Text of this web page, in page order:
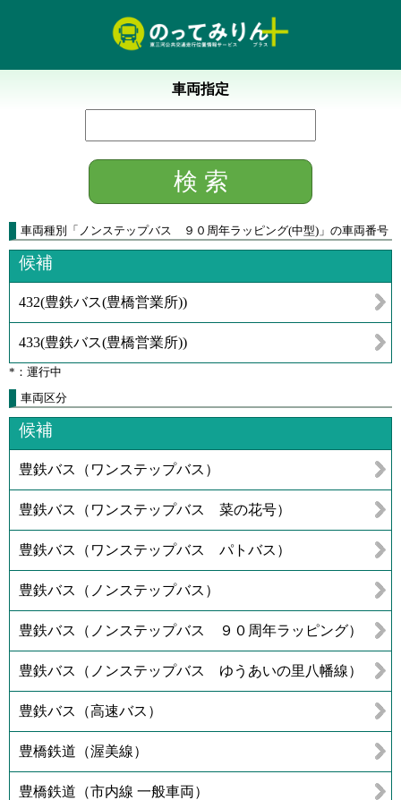
車両指定
車両種別 「 ノンステップバス ９０周年ラッピング(中型) 」 の車両番号
候補
432(豊鉄バス(豊橋営業所))
433(豊鉄バス(豊橋営業所))
*：運行中
車両区分
候補
豊鉄バス（ワンステップバス）
豊鉄バス（ワンステップバス 菜の花号）
豊鉄バス（ワンステップバス パトバス）
豊鉄バス（ノンステップバス）
豊鉄バス（ノンステップバス ９０周年ラッピング）
豊鉄バス（ノンステップバス ゆうあいの里八幡線）
豊鉄バス（高速バス）
豊橋鉄道（渥美線）
豊橋鉄道（市内線 一般車両）